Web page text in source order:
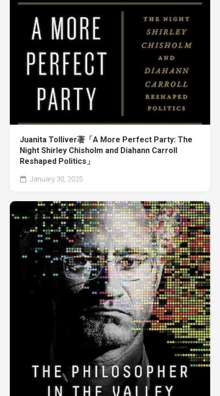
Juanita Tolliver著「A More Perfect Party: The
Night Shirley Chisholm and Diahann Carroll
Reshaped Politics」
January 30, 2025